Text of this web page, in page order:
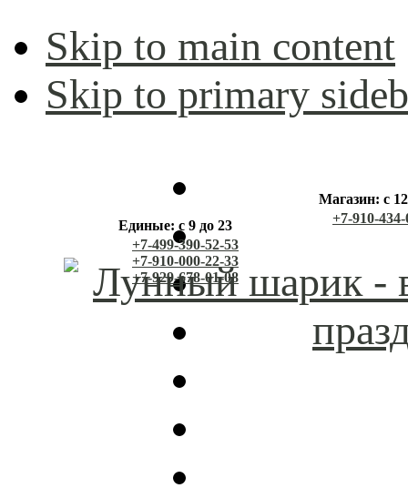
Skip to main content
Skip to primary
Единые: с 9 до 23
+7-499-390-52-53
+7-910-000-22-33
+7-929-678-01-08
Магазин: с
+7-910-